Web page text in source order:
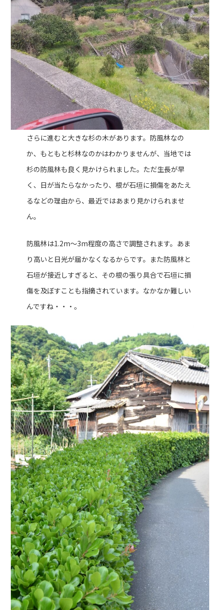
さらに進むと大きな杉の木があります。防風林なの
か、もともと杉林なのかはわかりませんが、当地では
杉の防風林も良く見かけられました。ただ生長が早
く、日が当たらなかったり、根が石垣に損傷をあたえ
るなどの理由から、最近ではあまり見かけられませ
ん。
防風林は1.2m～3m程度の高さで調整されます。あま
り高いと日光が届かなくなるからです。また防風林と
石垣が接近しすぎると、その根の張り具合で石垣に損
傷を及ぼすことも指摘されています。なかなか難しい
んですね・・・。